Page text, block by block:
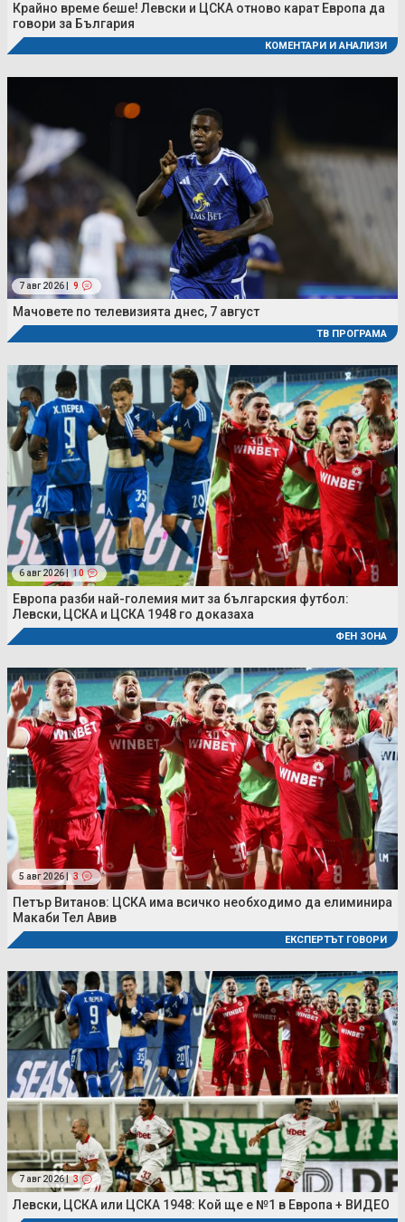
Крайно време беше! Левски и ЦСКА отново карат Европа да
говори за България
КОМЕНТАРИ И АНАЛИЗИ
7 авг 2026 | 9
Мачовете по телевизията днес, 7 август
ТВ ПРОГРАМА
6 авг 2026 | 10
Европа разби най-големия мит за българския футбол:
Левски, ЦСКА и ЦСКА 1948 го доказаха
ФЕН ЗОНА
5 авг 2026 | 3
Петър Витанов: ЦСКА има всичко необходимо да елиминира
Макаби Тел Авив
ЕКСПЕРТЪТ ГОВОРИ
7 авг 2026 | 3
Левски, ЦСКА или ЦСКА 1948: Кой ще е №1 в Европа + ВИДЕО